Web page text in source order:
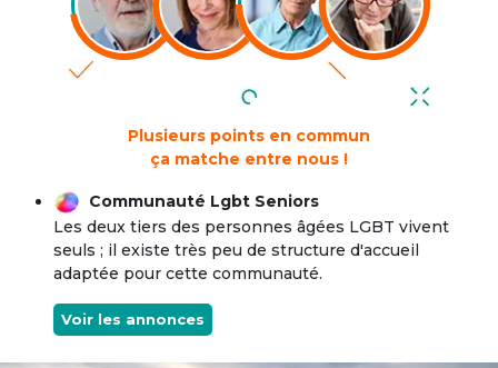
Plusieurs points en commun
ça matche entre nous !
Communauté Lgbt Seniors
Les deux tiers des personnes âgées LGBT vivent
seuls ; il existe très peu de structure d'accueil
adaptée pour cette communauté.
Voir les annonces